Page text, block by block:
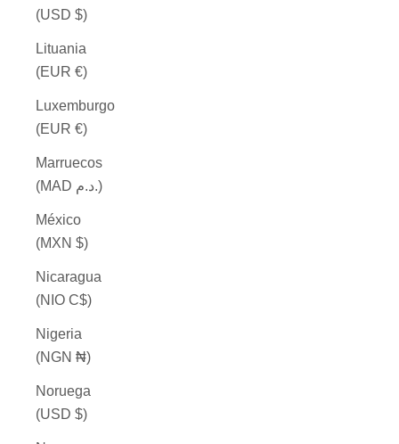
(USD $)
Lituania
(EUR €)
Luxemburgo
(EUR €)
Marruecos
(MAD د.م.)
México
(MXN $)
Nicaragua
(NIO C$)
Nigeria
(NGN ₦)
Noruega
(USD $)